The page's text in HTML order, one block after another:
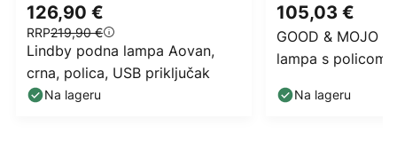
126,90 €
RRP219,90 €
Lindby podna lampa Aovan,
crna, polica, USB priključak
Na lageru
105,03 €
GOOD & MOJO
lampa s policom,
Na lageru